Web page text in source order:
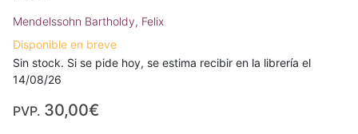
Mendelssohn Bartholdy, Felix
Disponible en breve
Sin stock. Si se pide hoy, se estima recibir en la librería el
14/08/26
PVP. 30,00€